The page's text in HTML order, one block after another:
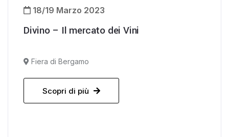
18/19 Marzo 2023
Divino – Il mercato dei Vini
Fiera di Bergamo
Scopri di più